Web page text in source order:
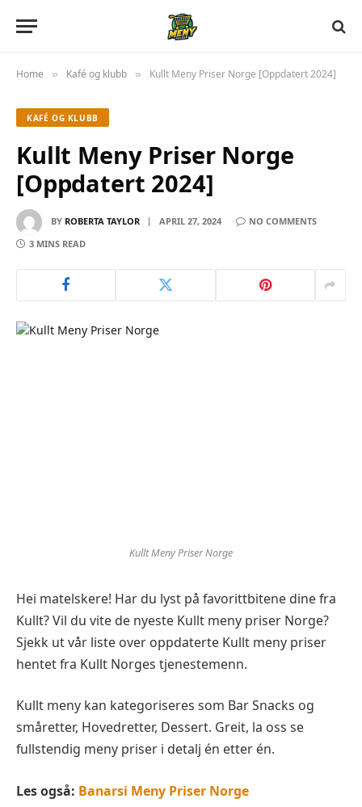
Home » Kafé og klubb » Kullt Meny Priser Norge [Oppdatert 2024]
KAFÉ OG KLUBB
Kullt Meny Priser Norge
[Oppdatert 2024]
BY ROBERTA TAYLOR APRIL 27, 2024
NO COMMENTS
3 MINS READ
Kullt Meny Priser Norge
Hei matelskere! Har du lyst på favorittbitene dine fra
Kullt? Vil du vite de nyeste Kullt meny priser Norge?
Sjekk ut vår liste over oppdaterte Kullt meny priser
hentet fra Kullt Norges tjenestemenn.
Kullt meny kan kategoriseres som Bar Snacks og
småretter, Hovedretter, Dessert. Greit, la oss se
fullstendig meny priser i detalj én etter én.
Les også: Banarsi Meny Priser Norge